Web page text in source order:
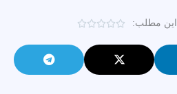
این مطلب: 



